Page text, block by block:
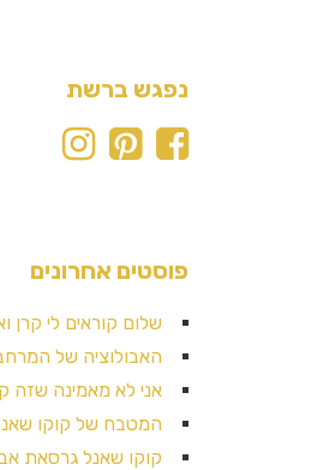
נפגש ברשת
פוסטים אחרונים
שלום קוראים לי קרן
האבולוציה של
אני לא מאמינה שזה
המטבח של קוקו
קוקו שאנל גרסאת